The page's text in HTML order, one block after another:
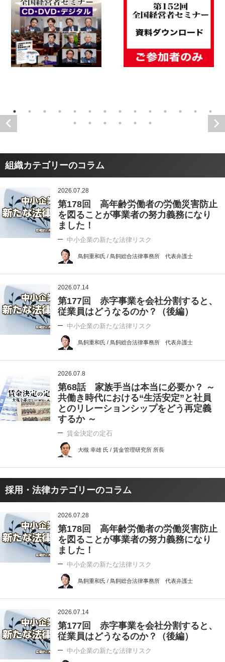
組織カテゴリーのコラム
2026.07.28
第178回 高年齢労働者の労働災害防止
を図ることが事業者の努力義務になり
ました！
中小企業の新たな法律リスク
鳥飼重和氏 / 鳥飼総合法律事務所 代表弁護士
2026.07.14
第177回 赤字事業を会社分割すると、
従業員はどうなるのか？（後編）
中小企業の新たな法律リスク
鳥飼重和氏 / 鳥飼総合法律事務所 代表弁護士
2026.07.8
第68話 家族手当は本当に必要か？ ～
共働き時代における“生活安定”と社員
とのリレーションシップをどう再定義
するか ～
賃金決定の定石
大槻 幸雄 氏 / 賃金管理研究所 所長
採用・法律カテゴリーのコラム
2026.07.28
第178回 高年齢労働者の労働災害防止
を図ることが事業者の努力義務になり
ました！
中小企業の新たな法律リスク
鳥飼重和氏 / 鳥飼総合法律事務所 代表弁護士
2026.07.14
第177回 赤字事業を会社分割すると、
従業員はどうなるのか？（後編）
中小企業の新たな法律リスク